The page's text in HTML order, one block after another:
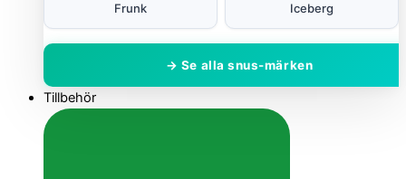
Frunk Iceberg
→ Se alla snus-märken
Tillbehör